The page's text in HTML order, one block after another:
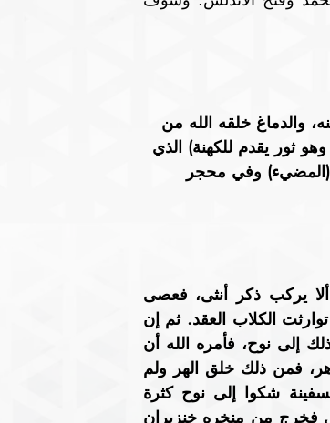
والدماغ خلقه الله من
ثور يقدم للكهنة) الذي
(المضيء) وفي محجر